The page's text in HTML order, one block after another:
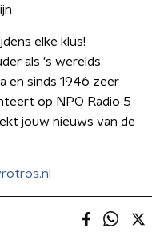
elke klus!
als 's werelds
en sinds 1946 zeer
op NPO Radio 5
jouw nieuws van de